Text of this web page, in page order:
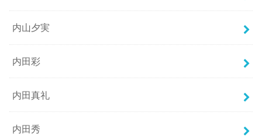
内山夕実
内田彩
内田真礼
内田秀